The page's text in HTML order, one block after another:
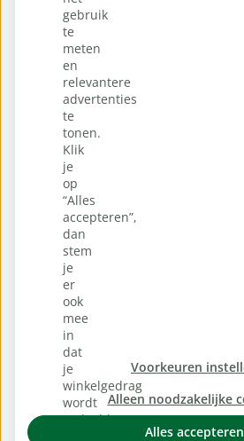
gebruik
te
meten
en
relevantere
advertenties
te
tonen.
Klik
je
op
“Alles
accepteren”,
dan
stem
je
er
ook
mee
in
dat
je
winkelgedrag
wordt
gedeeld
Voorkeuren
Alleen noodzakelijke
Alles accepteren